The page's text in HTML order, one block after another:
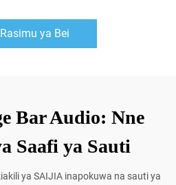
ya Bei
Bar Audio: Nne
Saafi ya Sauti
ya SAIJIA inapokuwa na sauti ya